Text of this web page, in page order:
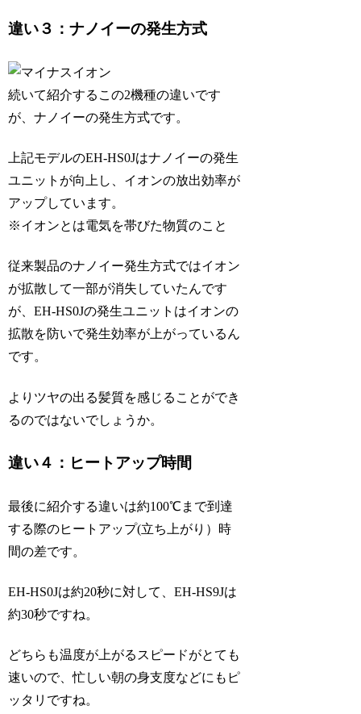
違い３：ナノイーの発生方式
続いて紹介するこの2機種の違いです
が、ナノイーの発生方式です。
上記モデルのEH-HS0Jはナノイーの発生
ユニットが向上し、イオンの放出効率が
アップしています。
※イオンとは電気を帯びた物質のこと
従来製品のナノイー発生方式ではイオン
が拡散して一部が消失していたんです
が、EH-HS0Jの発生ユニットはイオンの
拡散を防いで発生効率が上がっているん
です。
よりツヤの出る髪質を感じることができ
るのではないでしょうか。
違い４：ヒートアップ時間
最後に紹介する違いは約100℃まで到達
する際のヒートアップ(立ち上がり）時
間の差です。
EH-HS0Jは約20秒に対して、EH-HS9Jは
約30秒ですね。
どちらも温度が上がるスピードがとても
速いので、忙しい朝の身支度などにもピ
ッタリですね。